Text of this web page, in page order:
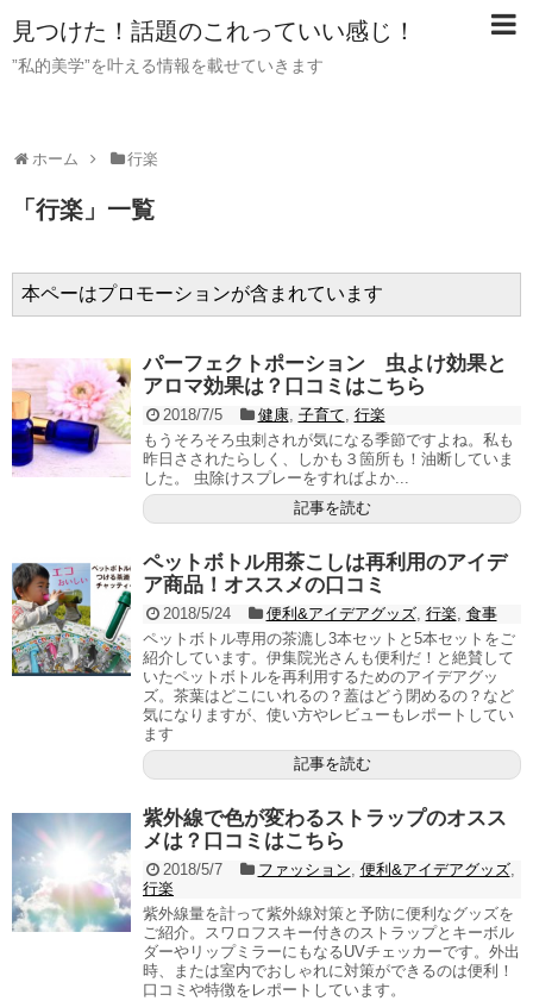
見つけた！話題のこれっていい感じ！
”私的美学”を叶える情報を載せていきます
ホーム 行楽
「 行楽 」 一覧
本ペーはプロモーションが含まれています
パーフェクトポーション 虫よけ効果と
アロマ効果は？口コミはこちら
2018/7/5 健康, 子育て, 行楽
もうそろそろ虫刺されが気になる季節ですよね。私も
昨日さされたらしく、しかも３箇所も！油断していま
した。 虫除けスプレーをすればよか...
記事を読む
ペットボトル用茶こしは再利用のアイデ
ア商品！オススメの口コミ
2018/5/24 便利&アイデアグッズ, 行楽, 食事
ペットボトル専用の茶漉し3本セットと5本セットをご
紹介しています。伊集院光さんも便利だ！と絶賛して
いたペットボトルを再利用するためのアイデアグッ
ズ。茶葉はどこにいれるの？蓋はどう閉めるの？など
気になりますが、使い方やレビューもレポートしてい
ます
記事を読む
紫外線で色が変わるストラップのオスス
メは？口コミはこちら
2018/5/7 ファッション, 便利&アイデアグッズ,
行楽
紫外線量を計って紫外線対策と予防に便利なグッズを
ご紹介。スワロフスキー付きのストラップとキーボル
ダーやリップミラーにもなるUVチェッカーです。外出
時、または室内でおしゃれに対策ができるのは便利！
口コミや特徴をレポートしています。